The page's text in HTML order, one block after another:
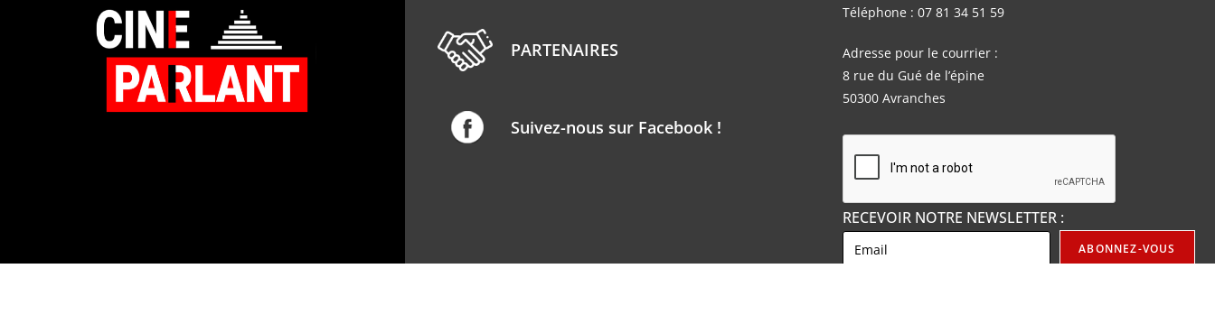
PARTENAIRES
Suivez-nous sur Facebook !
Téléphone : 07 81 34 51 59
Adresse pour le courrier :
8 rue du Gué de l’épine
50300 Avranches
RECEVOIR NOTRE NEWSLETTER :